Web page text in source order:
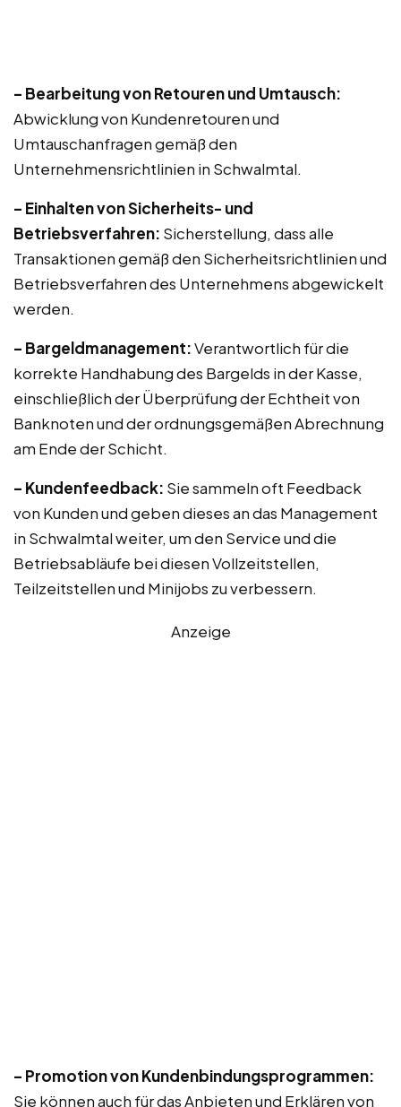
– Bearbeitung von Retouren und Umtausch:
Abwicklung von Kundenretouren und
Umtauschanfragen gemäß den
Unternehmensrichtlinien in Schwalmtal.
– Einhalten von Sicherheits- und
Betriebsverfahren: Sicherstellung, dass alle
Transaktionen gemäß den Sicherheitsrichtlinien und
Betriebsverfahren des Unternehmens abgewickelt
werden.
– Bargeldmanagement:Verantwortlich für die
korrekte Handhabung des Bargelds in der Kasse,
einschließlich der Überprüfung der Echtheit von
Banknoten und der ordnungsgemäßen Abrechnung
am Ende der Schicht.
– Kundenfeedback: Sie sammeln oft Feedback
von Kunden und geben dieses an das Management
in Schwalmtal weiter, um den Service und die
Betriebsabläufe bei diesen Vollzeitstellen,
Teilzeitstellen und Minijobs zu verbessern.
Anzeige
– Promotion von Kundenbindungsprogrammen:
Sie können auch für das Anbieten und Erklären von